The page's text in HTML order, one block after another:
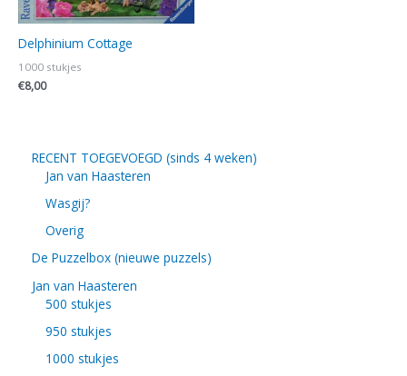
Delphinium Cottage
1000 stukjes
€8,00
RECENT TOEGEVOEGD (sinds 4 weken)
Jan van Haasteren
Wasgij?
Overig
De Puzzelbox (nieuwe puzzels)
Jan van Haasteren
500 stukjes
950 stukjes
1000 stukjes